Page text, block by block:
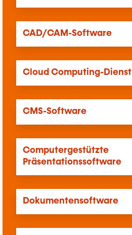
CAD/CAM-Software
Cloud Computing-Dienst
CMS-Software
Computergestützte
Präsentationssoftware
Dokumentensoftware